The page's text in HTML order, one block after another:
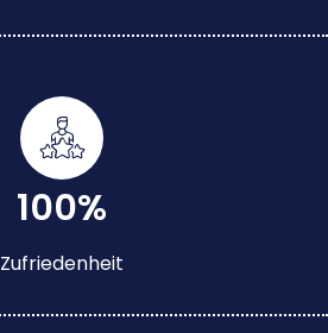
100%
Zufriedenheit